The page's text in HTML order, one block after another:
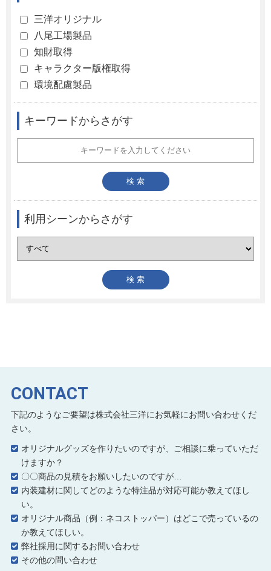
三洋オリジナル
八尾工場製品
知財取得
キャラクター版権取得
環境配慮製品
キーワードからさがす
利用シーンからさがす
CONTACT
下記のようなご要望は株式会社三洋にお気軽にお問い合わせくだ
さい。
オリジナルグッズを作りたいのですが、ご相談に乗っていただ
けますか？
〇〇商品の見積をお願いしたいのですが…
内装建材に関してどのような特注品が対応可能か教えてほし
い。
オリジナル商品（例：ネコストッパー）はどこで売っているの
か教えてほしい。
弊社採用に関するお問い合わせ
その他の問い合わせ